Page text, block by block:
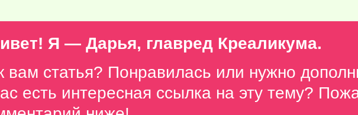
Я — Дарья, главред Креаликума.
вам статья? Понравилась или нужно
есть интересная ссылка на эту тему?